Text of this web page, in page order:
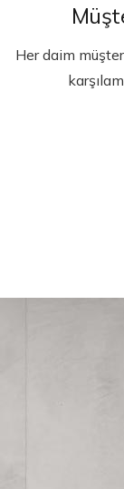
Her daim